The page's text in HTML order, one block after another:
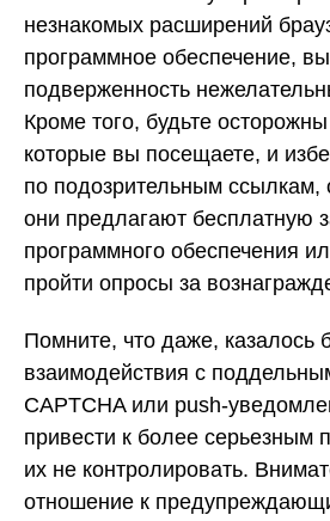
незнакомых расширений
программное обеспечение,
подверженность
Кроме того, будьте
которые вы посещаете, и
по подозрительным ссылкам,
они предлагают бесплатную
программного обеспечения
пройти опросы за
Помните, что даже, казалось
взаимодействия с
CAPTCHA или push-
привести к более серьезным
их не контролировать.
отношение к